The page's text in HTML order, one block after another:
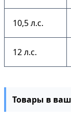
10,5 л.с.
12 л.с.
Товары в